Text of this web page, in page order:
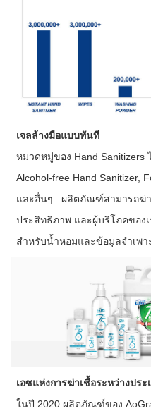
เจลล้างมือแบบทันที
หมวดหมู่ของ Hand Sanitizers
Alcohol-free Hand Sanitizer,
และอื่นๆ . ผลิตภัณฑ์สามารถฆ่า
ประสิทธิภาพ และผู้บริโภคของ
สำหรับน้ำหอมและข้อมูลจำเพา
เอซแห่งการฆ่าเชื้อระหว่างประ
ในปี 2020 ผลิตภัณฑ์ของ